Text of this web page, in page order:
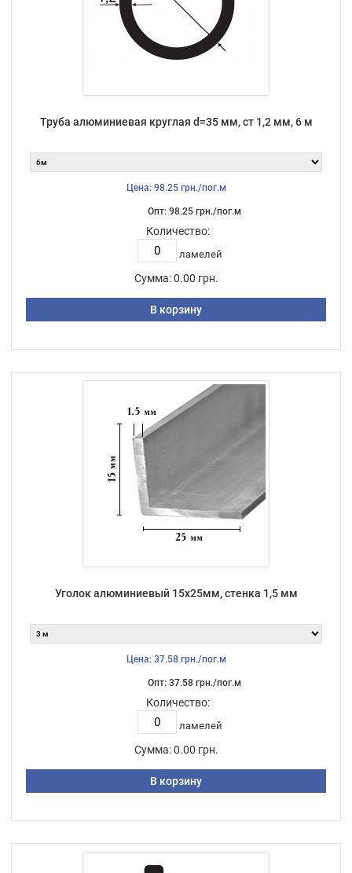
Труба алюминиевая круглая d=35 мм, ст 1,2 мм, 6 м
Цена: 98.25 грн./пог.м
Опт: 98.25 грн./пог.м
Количество:
ламелей
Сумма: 0.00 грн.
В корзину
Уголок алюминиевый 15х25мм, стенка 1,5 мм
Цена: 37.58 грн./пог.м
Опт: 37.58 грн./пог.м
Количество:
ламелей
Сумма: 0.00 грн.
В корзину